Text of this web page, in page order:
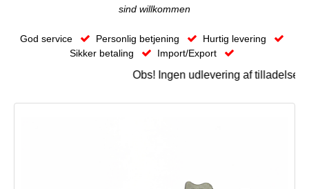
sind willkommen
God service Personlig betjening
Hurtig levering
Sikker betaling
Import/Export
Obs! Ingen udlevering af